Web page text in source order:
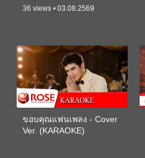
36 views • 03.08.2569
ขอบคุณแฟนเพลง - Cover
Ver. (KARAOKE)